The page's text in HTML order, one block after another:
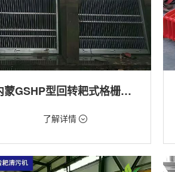
内蒙GSHP型回转耙式格栅清污机
格：1.18万/台
回转式清污机
：泵站,污水处理,水电站,自来水厂,渠道,河
了解详情